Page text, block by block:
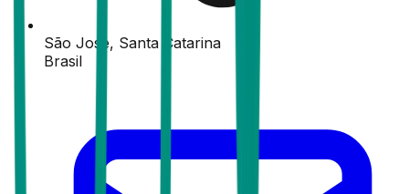
São José, Santa Catarina
Brasil